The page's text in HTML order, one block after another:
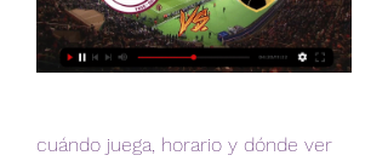
cuándo juega, horario y dónde ver